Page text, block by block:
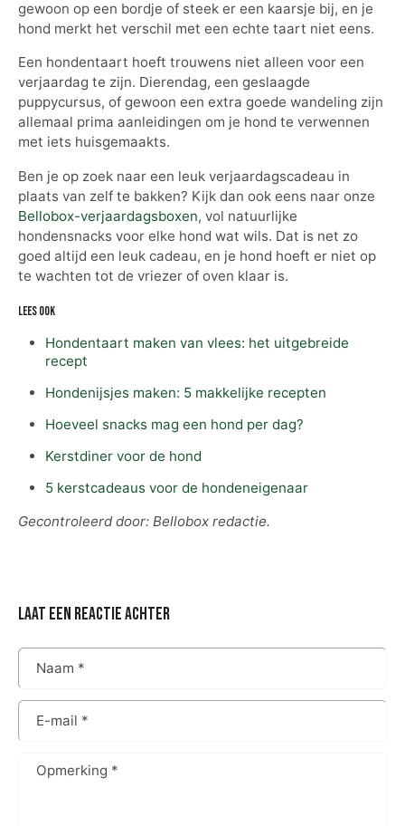
gewoon op een bordje of steek er een kaarsje bij, en je
hond merkt het verschil met een echte taart niet eens.
Een hondentaart hoeft trouwens niet alleen voor een
verjaardag te zijn. Dierendag, een geslaagde
puppycursus, of gewoon een extra goede wandeling zijn
allemaal prima aanleidingen om je hond te verwennen
met iets huisgemaakts.
Ben je op zoek naar een leuk verjaardagscadeau in
plaats van zelf te bakken? Kijk dan ook eens naar onze
Bellobox-verjaardagsboxen, vol natuurlijke
hondensnacks voor elke hond wat wils. Dat is net zo
goed altijd een leuk cadeau, en je hond hoeft er niet op
te wachten tot de vriezer of oven klaar is.
Lees ook
Hondentaart maken van vlees: het uitgebreide
recept
Hondenijsjes maken: 5 makkelijke recepten
Hoeveel snacks mag een hond per dag?
Kerstdiner voor de hond
5 kerstcadeaus voor de hondeneigenaar
Gecontroleerd door: Bellobox redactie.
laat een reactie achter
Naam *
E-mail *
Opmerking *